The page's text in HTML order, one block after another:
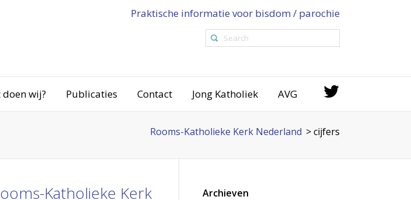
Praktische informatie voor bisdom / parochie
doen wij? Publicaties Contact Jong Katholiek AVG
Rooms-Katholieke Kerk Nederland >cijfers
Katholieke Kerk Archieven